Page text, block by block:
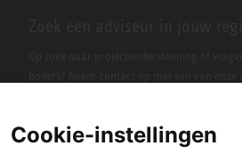
Cookie-instellingen